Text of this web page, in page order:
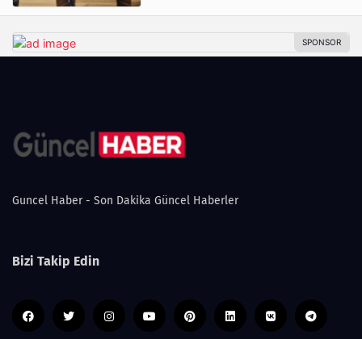
Guncel Haber - Son Dakika Güncel Haberler
Bizi Takip Edin